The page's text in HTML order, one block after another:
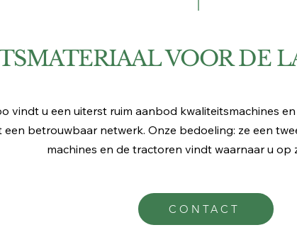
VOOR DE
vindt u een uiterst ruim aanbod kwaliteitsmachines
betrouwbaar netwerk. Onze bedoeling: ze een
machines en de tractoren vindt waarnaar u op
CONTACT